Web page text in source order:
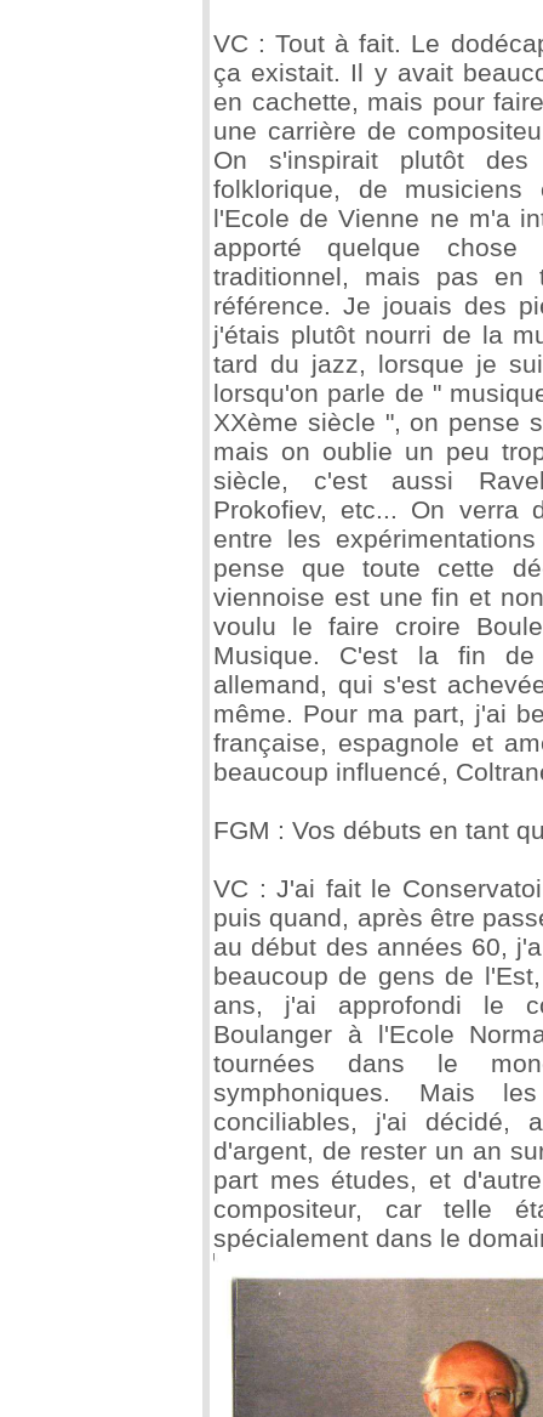
VC : Tout à fait. Le
ça existait. Il y avait
en cachette, mais pour
une carrière de
On s'inspirait plutôt
folklorique, de
l'Ecole de Vienne ne m'a
apporté quelque
traditionnel, mais pas en
référence. Je jouais des
j'étais plutôt nourri de la
tard du jazz, lorsque je
lorsqu'on parle de "
XXème siècle ", on pense
mais on oublie un peu
siècle, c'est aussi
Prokofiev, etc... On verra
entre les
pense que toute cette
viennoise est une fin et
voulu le faire croire
Musique. C'est la fin
allemand, qui s'est
même. Pour ma part, j'ai
française, espagnole et
beaucoup influencé,
FGM : Vos débuts en tant
VC : J'ai fait le
puis quand, après être
au début des années 60,
beaucoup de gens de
ans, j'ai approfondi le
Boulanger à l'Ecole
tournées dans le
symphoniques. Mais
conciliables, j'ai décidé,
d'argent, de rester un an
part mes études, et
compositeur, car telle
spécialement dans le